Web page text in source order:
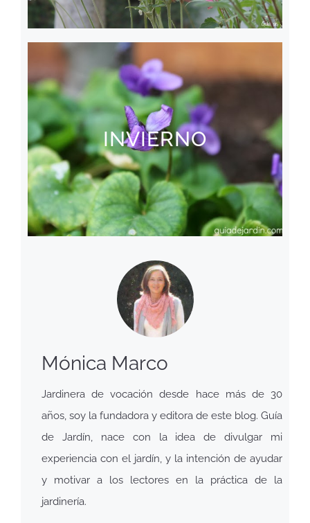
INVIERNO
Mónica Marco
Jardinera de vocación desde hace más de 30
años, soy la fundadora y editora de este blog. Guía
de Jardín, nace con la idea de divulgar mi
experiencia con el jardín, y la intención de ayudar
y motivar a los lectores en la práctica de la
jardinería.